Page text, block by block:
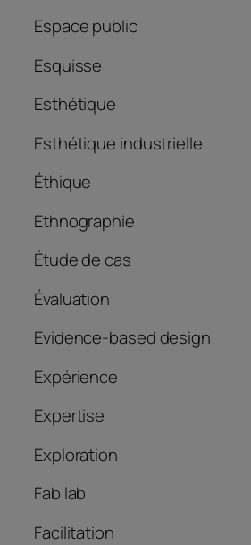
Espace public
Esquisse
Esthétique
Esthétique industrielle
Éthique
Ethnographie
Étude de cas
Évaluation
Evidence-based design
Expérience
Expertise
Exploration
Fab lab
Facilitation